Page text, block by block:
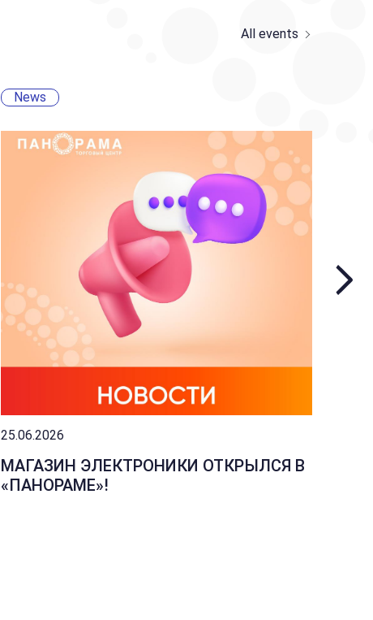
All events
News
25.06.2026
МАГАЗИН ЭЛЕКТРОНИКИ ОТКРЫЛСЯ В
«ПАНОРАМЕ»!